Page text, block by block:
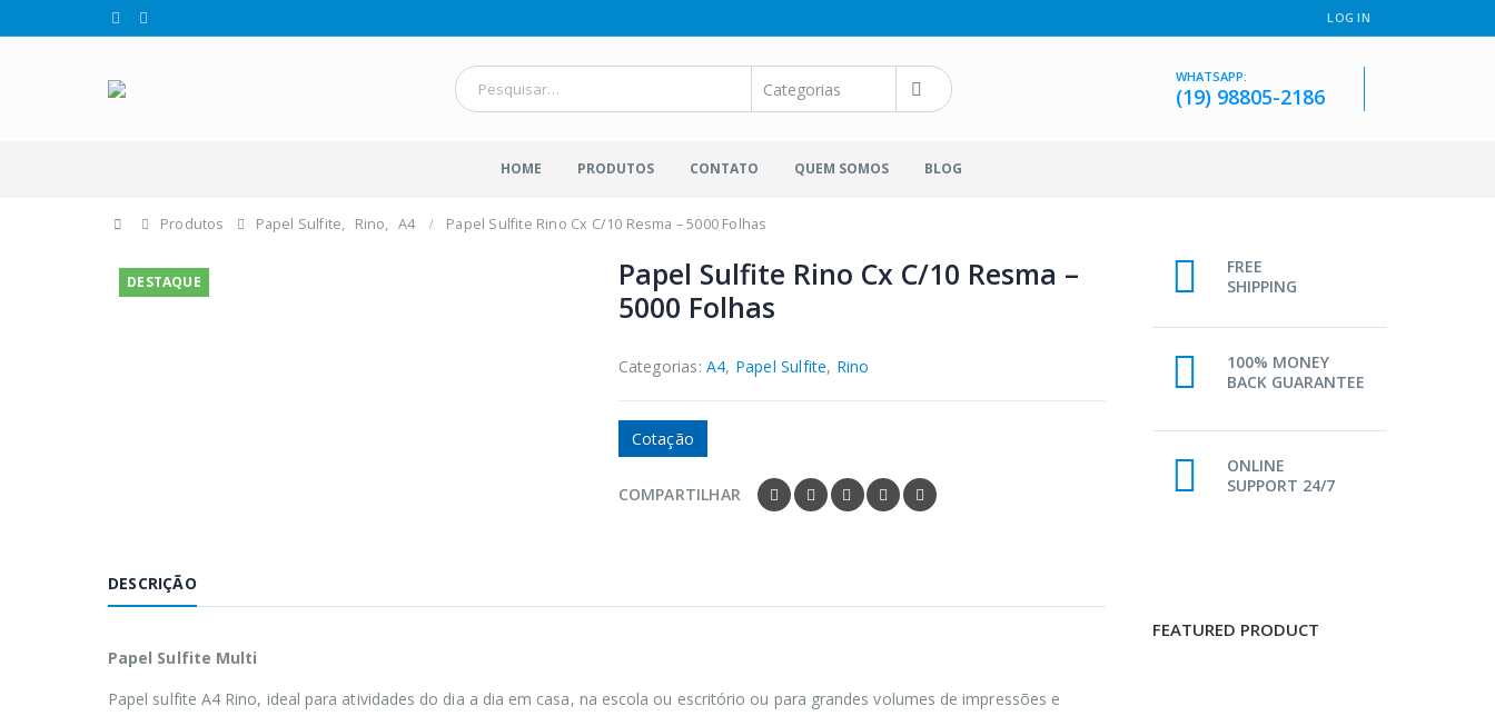
LOG IN
WHATSAPP:
(19) 98805-2186
HOME PRODUTOS CONTATO QUEM SOMOS BLOG
Produtos Papel Sulfite, Rino, A4 Papel Sulfite Rino Cx C/10 Resma – 5000 Folhas
DESTAQUE
Papel Sulfite Rino Cx C/10 Resma –
5000 Folhas
Categorias: A4, Papel Sulfite, Rino
Cotação
COMPARTILHAR
DESCRIÇÃO
Papel Sulfite Multi
Papel sulfite A4 Rino, ideal para atividades do dia a dia em casa, na escola ou escritório ou para grandes volumes de impressões e
FREE
SHIPPING
100% MONEY
BACK GUARANTEE
ONLINE
SUPPORT 24/7
FEATURED PRODUCT